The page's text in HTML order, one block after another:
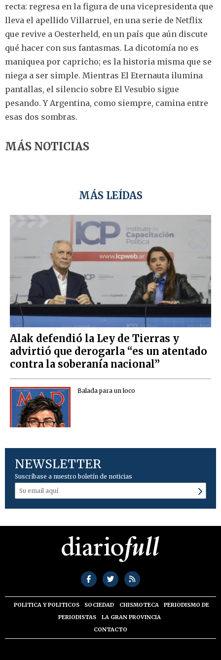
recta: regresa en la figura de una vicepresidenta que
lleva el apellido Villarruel, en una serie de Netflix
que revive a Oesterheld, en un país que aún discute
qué hacer con sus fantasmas. La dicotomía no es
maniquea por capricho; es la historia misma que se
niega a ser simple. Mientras El Eternauta ilumina
pantallas, el silencio sobre El Vesubio sigue
pesando. Y Argentina, como siempre, camina entre
esas dos sombras.
MÁS NOTICIAS
MÁS LEÍDAS
Alak defendió la Ley de Tierras y
advirtió que derogarla “es un atentado
contra la soberanía nacional”
Balada para un loco
NEWSLETTER
Suscríbase a nuestro boletín de noticias
POLITICA Y POLITICOS SOCIEDAD CHISMOTECA
PERIODISMO DE
PERIODISTAS
LA GRAN PROVINCIA
CONTACTO